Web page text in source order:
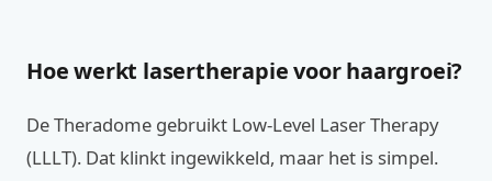
Hoe werkt lasertherapie voor haargroei?
De Theradome gebruikt Low-Level Laser Therapy
(LLLT). Dat klinkt ingewikkeld, maar het is simpel.